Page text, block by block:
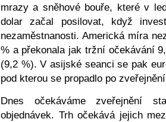
mrazy a sněhové bouře, které v
dolar začal posilovat, když
nezaměstnanosti. Americká míra
% a překonala jak tržní očekávání
(9,2 %). V asijské seanci se pak
pod kterou se propadlo po
Dnes očekáváme zveřejnění
objednávek. Trh očekává jejich